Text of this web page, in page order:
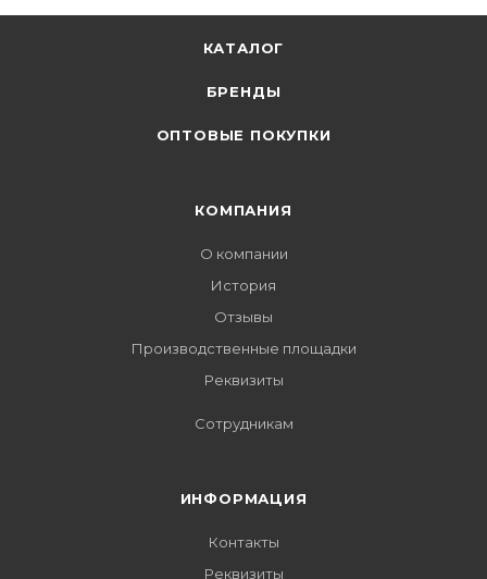
КАТАЛОГ
БРЕНДЫ
ОПТОВЫЕ ПОКУПКИ
КОМПАНИЯ
О компании
История
Отзывы
Производственные площадки
Реквизиты
Сотрудникам
ИНФОРМАЦИЯ
Контакты
Реквизиты